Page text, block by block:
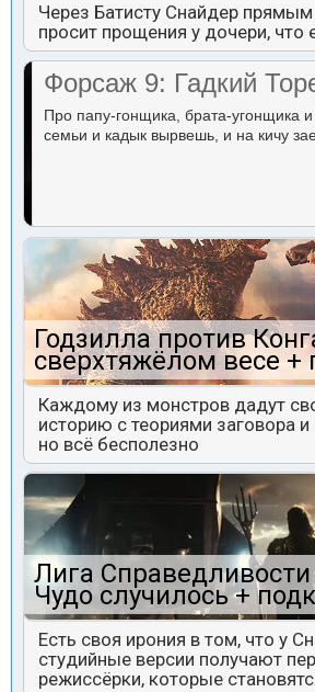
Через Батисту Снайдер
просит прощения у дочери,
Форсаж 9: Гадкий
Про папу-гонщика, брата-угонщика
семьи и кадык вырвешь, и на кичу
Годзилла против
сверхтяжёлом весе +
Каждому из монстров дадут
историю с теориями заговора
но всё бесполезно
Лига
Чудо случилось +
Есть своя ирония в том, что у
студийные версии получают
режиссёрки, которые